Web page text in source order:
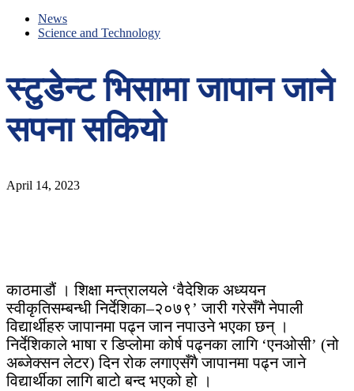
News
Science and Technology
स्टुडेन्ट भिसामा जापान जाने
सपना सकियो
April 14, 2023
काठमाडौं । शिक्षा मन्त्रालयले ‘वैदेशिक अध्ययन
स्वीकृतिसम्बन्धी निर्देशिका–२०७९’ जारी गरेसँगै नेपाली
विद्यार्थीहरु जापानमा पढ्न जान नपाउने भएका छन् ।
निर्देशिकाले भाषा र डिप्लोमा कोर्ष पढ्नका लागि ‘एनओसी’ (नो
अब्जेक्सन लेटर) दिन रोक लगाएसँगै जापानमा पढ्न जाने
विद्यार्थीका लागि बाटो बन्द भएको हो ।